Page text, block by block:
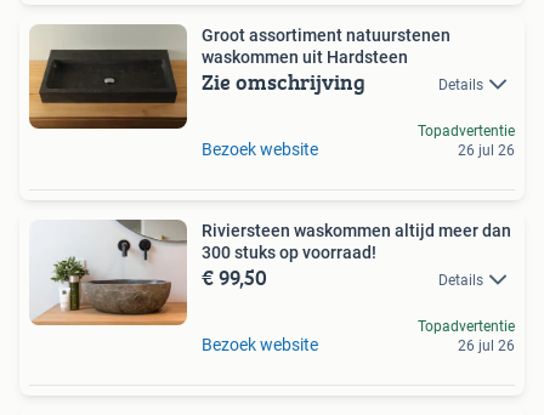
Groot assortiment natuurstenen
waskommen uit Hardsteen
Zie omschrijving Details
Bezoek website
Topadvertentie
26 jul 26
Riviersteen waskommen altijd meer dan
300 stuks op voorraad!
€ 99,50 Details
Bezoek website
Topadvertentie
26 jul 26